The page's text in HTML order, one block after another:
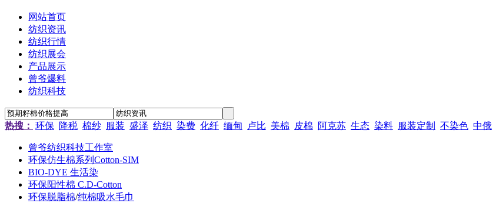
网站首页
纺织资讯
纺织行情
纺织展会
产品展示
曾爷爆料
纺织科技
热搜： 环保 降税 棉纱 服装 盛泽 纺织 染费 化纤 缅甸 卢比 美棉 皮棉 阿克苏 生态 染料 服装定制 不染色 中俄
曾爷纺织科技工作室
环保仿生棉系列Cotton-SIM
BIO-DYE 生活染
环保阳性棉 C.D-Cotton
环保脱脂棉/纯棉吸水毛巾